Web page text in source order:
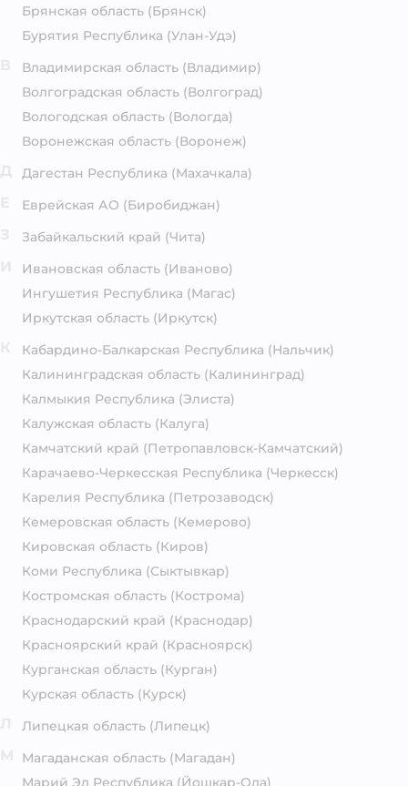
Брянская область (Брянск)
Бурятия Республика (Улан-Удэ)
Владимирская область (Владимир)
Волгоградская область (Волгоград)
Вологодская область (Вологда)
Воронежская область (Воронеж)
Дагестан Республика (Махачкала)
Еврейская АО (Биробиджан)
Забайкальский край (Чита)
Ивановская область (Иваново)
Ингушетия Республика (Магас)
Иркутская область (Иркутск)
Кабардино-Балкарская Республика (Нальчик)
Калининградская область (Калининград)
Калмыкия Республика (Элиста)
Калужская область (Калуга)
Камчатский край (Петропавловск-Камчатский)
Карачаево-Черкесская Республика (Черкесск)
Карелия Республика (Петрозаводск)
Кемеровская область (Кемерово)
Кировская область (Киров)
Коми Республика (Сыктывкар)
Костромская область (Кострома)
Краснодарский край (Краснодар)
Красноярский край (Красноярск)
Курганская область (Курган)
Курская область (Курск)
Липецкая область (Липецк)
Магаданская область (Магадан)
Марий Эл Республика (Йошкар-Ола)